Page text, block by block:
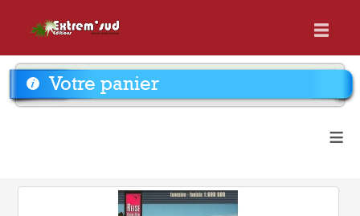
Votre panier
≡